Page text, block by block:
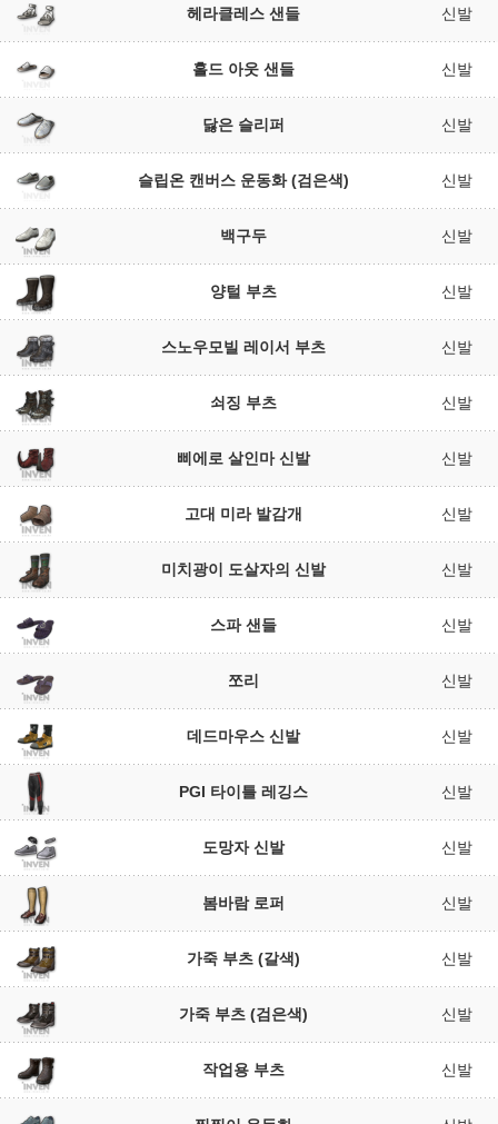
헤라클레스 샌들 신발
홀드 아웃 샌들 신발
닳은 슬리퍼 신발
슬립온 캔버스 운동화 (검은색) 신발
백구두 신발
양털 부츠 신발
스노우모빌 레이서 부츠 신발
쇠징 부츠 신발
삐에로 살인마 신발 신발
고대 미라 발감개 신발
미치광이 도살자의 신발 신발
스파 샌들 신발
쪼리 신발
데드마우스 신발 신발
PGI 타이틀 레깅스 신발
도망자 신발 신발
봄바람 로퍼 신발
가죽 부츠 (갈색) 신발
가죽 부츠 (검은색) 신발
작업용 부츠 신발